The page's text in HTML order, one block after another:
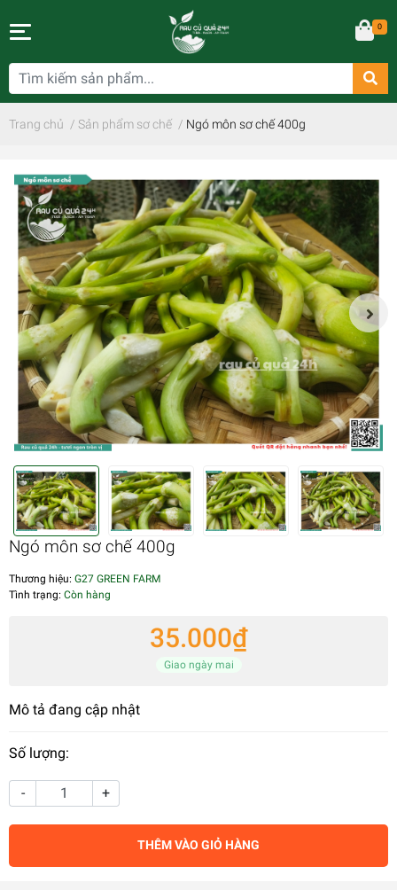
0
Trang chủ / Sản phẩm sơ chế / Ngó môn sơ chế 400g
Ngó môn sơ chế 400g
Thương hiệu: G27 GREEN FARM
Tình trạng: Còn hàng
35.000₫
Giao ngày mai
Mô tả đang cập nhật
Số lượng:
- +
THÊM VÀO GIỎ HÀNG